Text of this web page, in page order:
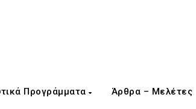
Προγράμματα Άρθρα – Μελέτες